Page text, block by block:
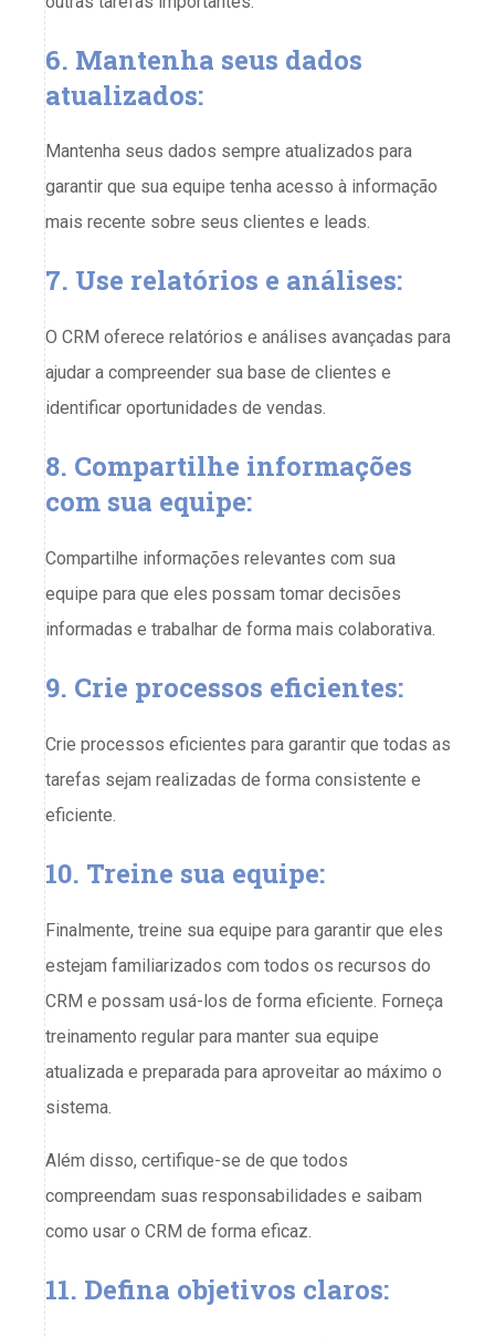
6. Mantenha seus dados
atualizados:
Mantenha seus dados sempre atualizados para
garantir que sua equipe tenha acesso à informação
mais recente sobre seus clientes e leads.
7. Use relatórios e análises:
O CRM oferece relatórios e análises avançadas para
ajudar a compreender sua base de clientes e
identificar oportunidades de vendas.
8. Compartilhe informações
com sua equipe:
Compartilhe informações relevantes com sua
equipe para que eles possam tomar decisões
informadas e trabalhar de forma mais colaborativa.
9. Crie processos eficientes:
Crie processos eficientes para garantir que todas as
tarefas sejam realizadas de forma consistente e
eficiente.
10. Treine sua equipe:
Finalmente, treine sua equipe para garantir que eles
estejam familiarizados com todos os recursos do
CRM e possam usá-los de forma eficiente. Forneça
treinamento regular para manter sua equipe
atualizada e preparada para aproveitar ao máximo o
sistema.
Além disso, certifique-se de que todos
compreendam suas responsabilidades e saibam
como usar o CRM de forma eficaz.
11. Defina objetivos claros: